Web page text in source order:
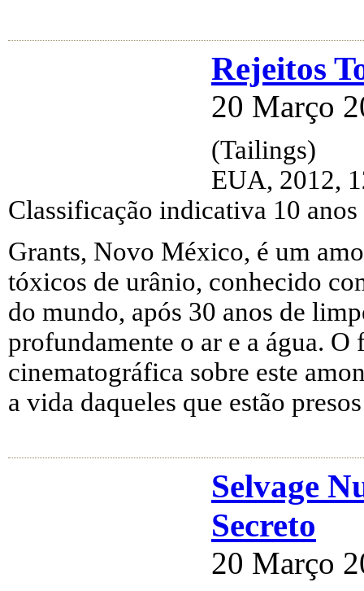
Rejeitos
20 Março
(Tailings)
EUA, 2012,
Classificação indicativa 10 anos
Grants, Novo México, é um
tóxicos de urânio, conhecido
do mundo, após 30 anos de
profundamente o ar e a água.
cinematográfica sobre este
a vida daqueles que estão
Selvage
Secreto
20 Março